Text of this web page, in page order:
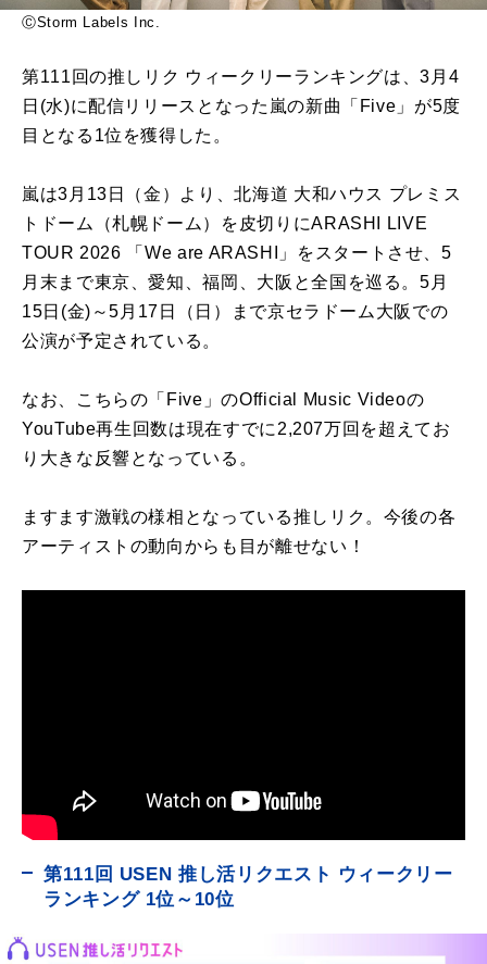
ⒸStorm Labels Inc.
第111回の推しリク ウィークリーランキングは、3月4
日(水)に配信リリースとなった嵐の新曲「Five」が5度
目となる1位を獲得した。
嵐は3月13日（金）より、北海道 大和ハウス プレミス
トドーム（札幌ドーム）を皮切りにARASHI LIVE
TOUR 2026 「We are ARASHI」をスタートさせ、5
月末まで東京、愛知、福岡、大阪と全国を巡る。5 月
15日(金)～5月17日（日）まで京セラドーム大阪での
公演が予定されている。
なお、こちらの「Five」のOfficial Music Videoの
YouTube再生回数は現在すでに2,207万回を超えてお
り大きな反響となっている。
ますます激戦の様相となっている推しリク。今後の各
アーティストの動向からも目が離せない！
第111回 USEN 推し活リクエスト ウィークリー
ランキング 1位～10位